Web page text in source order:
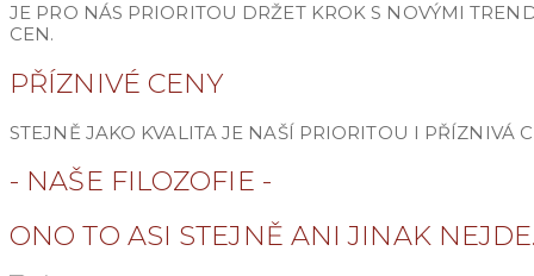
JE PRO NÁS PRIORITOU DRŽET KROK S NOVÝMI
CEN.
PŘÍZNIVÉ CENY
STEJNĚ JAKO KVALITA JE NAŠÍ PRIORITOU I PŘÍZNIVÁ
- NAŠE FILOZOFIE -
ONO TO ASI STEJNĚ ANI JINAK